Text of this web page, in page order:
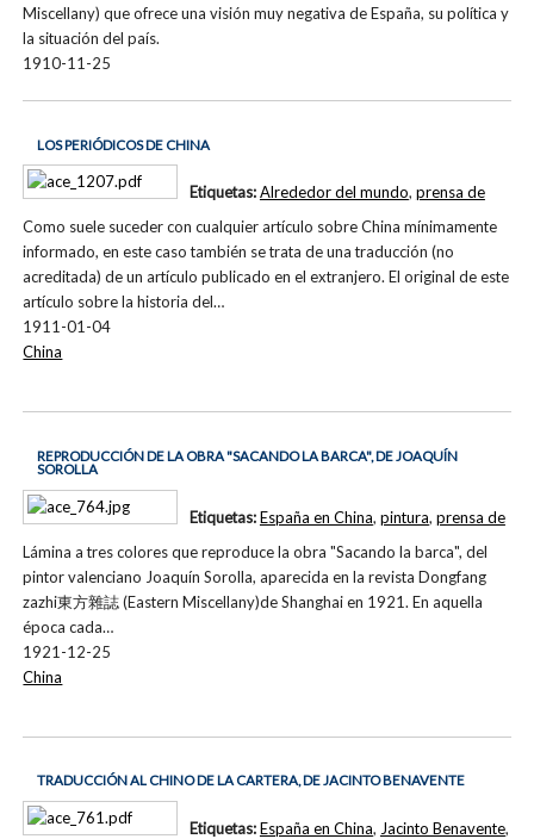
Miscellany) que ofrece una visión muy negativa de España, su política y
la situación del país.
1910-11-25
LOS PERIÓDICOS DE CHINA
Como suele suceder con cualquier artículo sobre China mínimamente
informado, en este caso también se trata de una traducción (no
acreditada) de un artículo publicado en el extranjero. El original de este
artículo sobre la historia del…
1911-01-04
Etiquetas:Alrededor del mundo, prensa de
China
REPRODUCCIÓN DE LA OBRA "SACANDO LA BARCA", DE JOAQUÍN
SOROLLA
Lámina a tres colores que reproduce la obra "Sacando la barca", del
pintor valenciano Joaquín Sorolla, aparecida en la revista Dongfang
zazhi東方雜誌 (Eastern Miscellany)de Shanghai en 1921. En aquella
época cada…
1921-12-25
Etiquetas:España en China, pintura, prensa de
China
TRADUCCIÓN AL CHINO DE LA CARTERA, DE JACINTO BENAVENTE
Etiquetas:España en China, Jacinto Benavente,